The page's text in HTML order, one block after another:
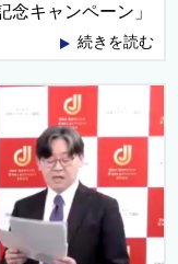
念キャンペーン」
続きを読む